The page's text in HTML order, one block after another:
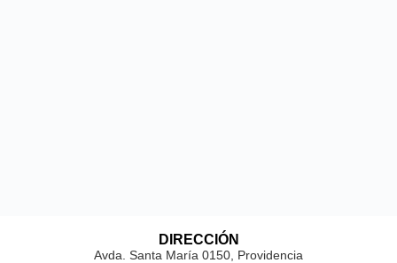
DIRECCIÓN
Avda. Santa María 0150, Providencia